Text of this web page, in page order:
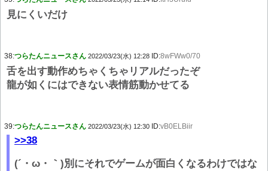
見にくいだけ
38:つらたんニュースさん 2022/03/23(水) 12:28 ID:8wFWw0/70
舌を出す動作めちゃくちゃリアルだったぞ
龍が如くにはできない表情筋動かせてる
39:つらたんニュースさん 2022/03/23(水) 12:30 ID:vB0ELBiir
>>38
(´・ω・｀)別にそれでゲームが面白くなるわけではな